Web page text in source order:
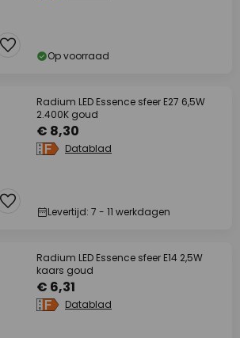
Op voorraad
Radium LED Essence sfeer E27 6,5W
2.400K goud
€ 8,30
Datablad
Levertijd: 7 - 11 werkdagen
Radium LED Essence sfeer E14 2,5W
kaars goud
€ 6,31
Datablad